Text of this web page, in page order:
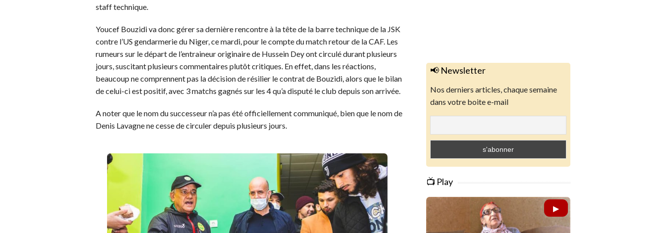
staff technique.
Youcef Bouzidi va donc gérer sa dernière rencontre à la tête de la barre technique de la JSK
contre l’US gendarmerie du Niger, ce mardi, pour le compte du match retour de la CAF. Les
rumeurs sur le départ de l’entraineur originaire de Hussein Dey ont circulé durant plusieurs
jours, suscitant plusieurs commentaires plutôt critiques. En effet, dans les réactions,
beaucoup ne comprennent pas la décision de résilier le contrat de Bouzidi, alors que le bilan
de celui-ci est positif, avec 3 matchs gagnés sur les 4 qu’a disputé le club depuis son arrivée.
A noter que le nom du successeur n’a pas été officiellement communiqué, bien que le nom de
Denis Lavagne ne cesse de circuler depuis plusieurs jours.
📢 Newsletter
Nos derniers articles, chaque semaine
dans votre boite e-mail
📺 Play